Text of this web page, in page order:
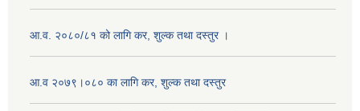
आ.व. २०८०/८१ को लागि कर, शुल्क तथा दस्तुर ।
आ.व २०७९।०८० का लागि कर, शुल्क तथा दस्तुर